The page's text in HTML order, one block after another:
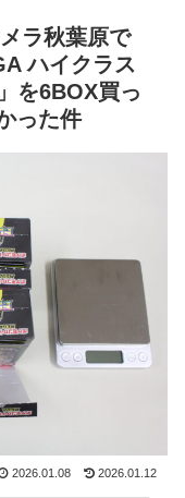
ラ秋葉原で
ハイクラス
を6BOX買っ
った件
2026.01.08 2026.01.12